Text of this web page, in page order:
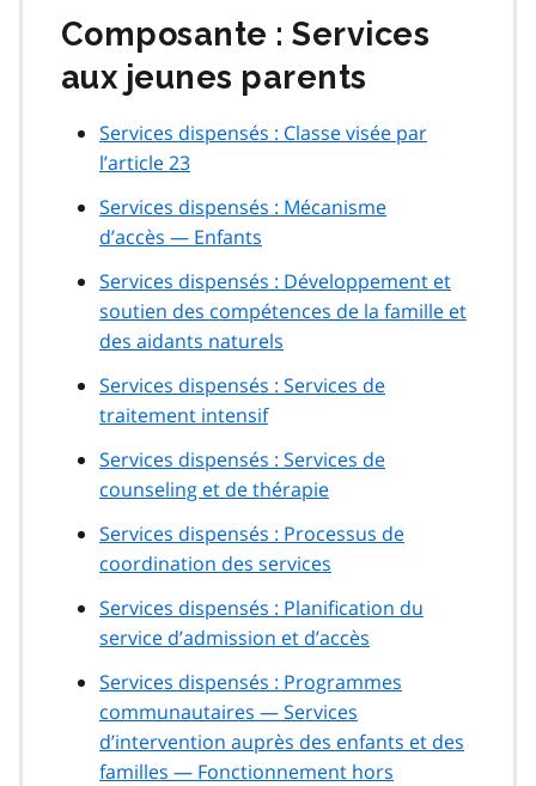
Composante : Services
aux jeunes parents
Services dispensés : Classe visée par
l’article 23
Services dispensés : Mécanisme
d’accès — Enfants
Services dispensés : Développement et
soutien des compétences de la famille et
des aidants naturels
Services dispensés : Services de
traitement intensif
Services dispensés : Services de
counseling et de thérapie
Services dispensés : Processus de
coordination des services
Services dispensés : Planification du
service d’admission et d’accès
Services dispensés : Programmes
communautaires — Services
d’intervention auprès des enfants et des
familles — Fonctionnement hors